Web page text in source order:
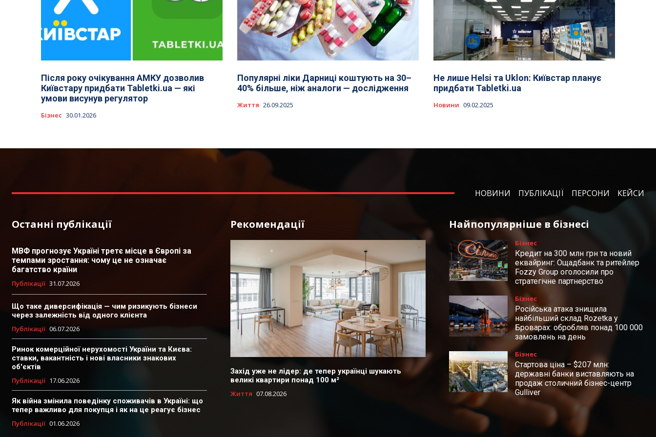
Після року очікування АМКУ дозволив
Київстару придбати Tabletki.ua — які
умови висунув регулятор
Бізнес 30.01.2026
Популярні ліки Дарниці коштують на 30–
40% більше, ніж аналоги — дослідження
Життя 26.09.2025
Не лише Helsi та Uklon: Київстар планує
придбати Tabletki.ua
Новини 09.02.2025
НОВИНИ ПУБЛІКАЦІЇ ПЕРСОНИ КЕЙСИ
Останні публікації
МВФ прогнозує Україні третє місце в Європі за
темпами зростання: чому це не означає
багатство країни
Публікації 31.07.2026
Що таке диверсифікація — чим ризикують бізнеси
через залежність від одного клієнта
Публікації 06.07.2026
Ринок комерційної нерухомості України та Києва:
ставки, вакантність і нові власники знакових
об'єктів
Публікації 17.06.2026
Як війна змінила поведінку споживачів в Україні: що
тепер важливо для покупця і як на це реагує бізнес
Публікації 01.06.2026
Рекомендації
Захід уже не лідер: де тепер українці шукають
великі квартири понад 100 м²
Життя 07.08.2026
Найпопулярніше в бізнесі
Бізнес
Кредит на 300 млн грн та новий
еквайринг: Ощадбанк та ритейлер
Fozzy Group оголосили про
стратегічне партнерство
Бізнес
Російська атака знищила
найбільший склад Rozetka у
Броварах: обробляв понад 100 000
замовлень на день
Бізнес
Стартова ціна – $207 млн:
державні банки виставляють на
продаж столичний бізнес-центр
Gulliver